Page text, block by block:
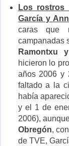
Los rostros
García y
caras que
campanadas
Ramontxu
hicieron lo
años 2006 y
faltado a la
había
y el 1 de
2006),
Obregón,
de TVE,